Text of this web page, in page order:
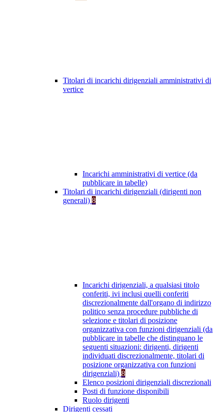
Titolari di incarichi dirigenziali amministrativi di
vertice
Incarichi amministrativi di vertice (da
pubblicare in tabelle)
Titolari di incarichi dirigenziali (dirigenti non
generali) 8
Incarichi dirigenziali, a qualsiasi titolo
conferiti, ivi inclusi quelli conferiti
discrezionalmente dall'organo di indirizzo
politico senza procedure pubbliche di
selezione e titolari di posizione
organizzativa con funzioni dirigenziali (da
pubblicare in tabelle che distinguano le
seguenti situazioni: dirigenti, dirigenti
individuati discrezionalmente, titolari di
posizione organizzativa con funzioni
dirigenziali) 8
Elenco posizioni dirigenziali discrezionali
Posti di funzione disponibili
Ruolo dirigenti
Dirigenti cessati